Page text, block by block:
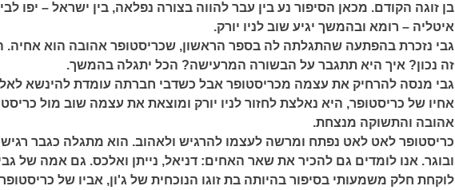
בן זוגה הקודם. מכאן הסיפור נע בין עבר להווה בצורה נפלאה, בין ישראל – יפו
איטליה – רומא ובהמשך יגיע שוב לניו יורק.
גבי נזכרת בהפתעה שהתגלתה לה בספר הראשון, שכריסטופר אהובה הוא אחיה.
זה נכון? איך היא תתגבר על הבשורה המרעישה? הכל יתגלה בהמשך.
גבי מנסה להרחיק את עצמה מכריסטופר אבל כשדבי חברתה עומדת להינשא
אחיו של כריסטופר, היא נאלצת לחזור לניו יורק ומוצאת את עצמה שוב מול
אהובה והתשוקה מנצחת.
כריסטופר לאט לאט נפתח ומרשה לעצמו להרגיש ולאהוב. הוא מתגלה כגבר רגיש
ובוגר. אנו לומדים גם להכיר את שאר האחים: דניאל, נייתן ואלכס. גם אמה של
לוקחת חלק משמעותי בסיפור בהיותה בת זוגו הנוכחית של ג'ון, אביו של